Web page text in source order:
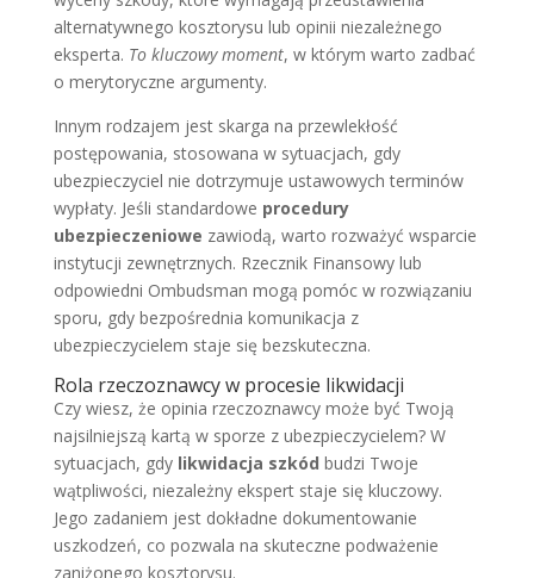
alternatywnego kosztorysu lub opinii niezależnego
eksperta. To kluczowy moment, w którym warto zadbać
o merytoryczne argumenty.
Innym rodzajem jest skarga na przewlekłość
postępowania, stosowana w sytuacjach, gdy
ubezpieczyciel nie dotrzymuje ustawowych terminów
wypłaty. Jeśli standardowe procedury
ubezpieczeniowe zawiodą, warto rozważyć wsparcie
instytucji zewnętrznych. Rzecznik Finansowy lub
odpowiedni Ombudsman mogą pomóc w rozwiązaniu
sporu, gdy bezpośrednia komunikacja z
ubezpieczycielem staje się bezskuteczna.
Rola rzeczoznawcy w procesie likwidacji
Czy wiesz, że opinia rzeczoznawcy może być Twoją
najsilniejszą kartą w sporze z ubezpieczycielem? W
sytuacjach, gdy likwidacja szkód budzi Twoje
wątpliwości, niezależny ekspert staje się kluczowy.
Jego zadaniem jest dokładne dokumentowanie
uszkodzeń, co pozwala na skuteczne podważenie
zaniżonego kosztorysu.